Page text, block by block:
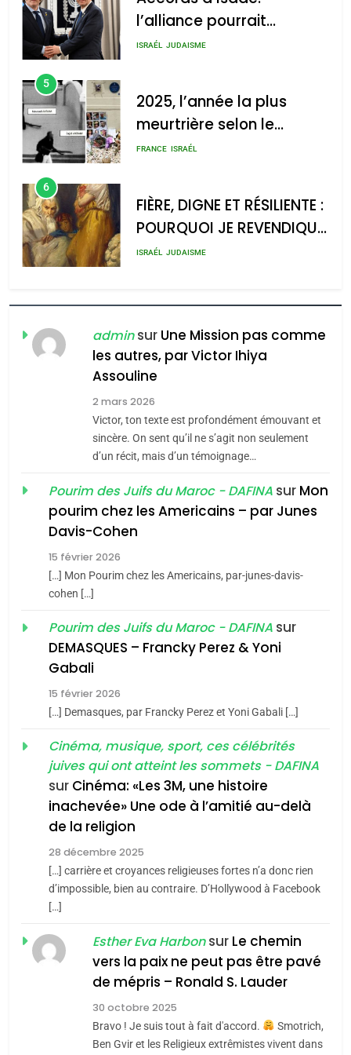
: Haim Zach /
GPO
2025, l’année la plus
meurtrière selon le rapport
l’antisémitisme
admin 0
l’alliance pourrait
s’étendre à 13 pays
ISRAÉL JUDAISME
5
2025, l’année la plus
meurtrière selon le
rapport d’ADL contre
FRANCE ISRAÉL
6
FIÈRE, DIGNE ET RÉSILIENTE :
POURQUOI JE REVENDIQUE
MA JUDAÏTE par Thérèse
ISRAÉL JUDAISME
CE QUI NOUS MANQUE –
Jacques Hadida
JUDAISME
Maroc : Les amandes de
Tafraout, le miel de Tadla
Azilal consacrés produits
du terroir
DAFINA MAROC
Oeil ravageur – Vanessa
De Loya Stauber
«Tu dis génocide, je dis
guerre»: La nouvelle
Tout sur la Nostalgie
SOUVENIRS
l’alliance pourrait
s’étendre à 13 pays
d’Amérique latine
ISRAÉL JUDAISME
2025, l’année la plus
meurtrière selon le
rapport d’ADL contre
l’antisémitisme
FRANCE ISRAÉL
FIÈRE, DIGNE ET RÉSILIENTE :
adminsur Une Mission pas comme
les autres, par Victor Ihiya
Assouline
2 mars 2026
Victor, ton texte est profondément émouvant et
sincère. On sent qu’il ne s’agit non seulement
d’un récit, mais d’un témoignage…
Pourim des Juifs du Maroc - DAFINA sur Mon
pourim chez les Americains – par Junes
Davis-Cohen
15 février 2026
[…] Mon Pourim chez les Americains, par-junes-davis-
cohen […]
Pourim des Juifs du Maroc - DAFINA sur
DEMASQUES – Francky Perez & Yoni
Gabali
15 février 2026
[…] Demasques, par Francky Perez et Yoni Gabali […]
Cinéma, musique, sport, ces célébrités
juives qui ont atteint les sommets - DAFINA
sur Cinéma: «Les 3M, une histoire
inachevée» Une ode à l’amitié au-delà
de la religion
28 décembre 2025
[…] carrière et croyances religieuses fortes n’a donc rien
d’impossible, bien au contraire. D’Hollywood à Facebook
[…]
Esther Eva Harbonsur Le chemin
vers la paix ne peut pas être pavé
de mépris – Ronald S. Lauder
30 octobre 2025
Bravo ! Je suis tout à fait d'accord.
Smotrich,
Ben Gvir et les Religieux extrêmistes vivent dans
2025, l’année la plus
d’ADL contre
l’antisémitisme
FRANCE ISRAÉL
POURQUOI JE REVENDIQUE
Zrihen-Dvir
CE QUI NOUS MANQUE –
Jacques Hadida
JUDAISME
Maroc : Les amandes de
Azilal consacrés produits
du terroir
DAFINA MAROC
Oeil ravageur – Vanessa De
Loya Stauber
CINEMA ISRAÉL